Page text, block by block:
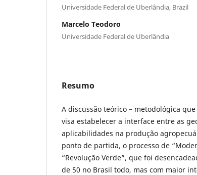
Universidade Federal de Uberlândia, Brazil
Marcelo Teodoro
Universidade Federal de Uberlândia
Resumo
A discussão teórico – metodológica
visa estabelecer a interface entre as
aplicabilidades na produção
ponto de partida, o processo de
“Revolução Verde”, que foi
de 50 no Brasil todo, mas com maior